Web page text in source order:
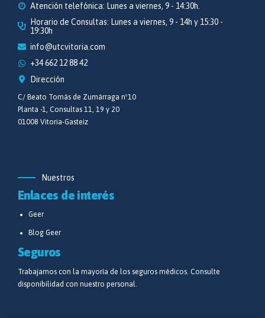
Atención telefónica: Lunes a viernes, 9 - 14:30h.
Horario de Consultas: Lunes a viernes, 9 - 14h y 15:30 -
19:30h
info@utcvitoria.com
+34 662 12 88 42
Dirección
C/ Beato Tomás de Zumárraga nº10
Planta -1, Consultas 11, 19 y 20
01008 Vitoria-Gasteiz
Nuestros
Enlaces de interés
Geer
Blog Geer
Seguros
Trabajamos con la mayoría de los seguros médicos. Consulte
disponibilidad con nuestro personal.